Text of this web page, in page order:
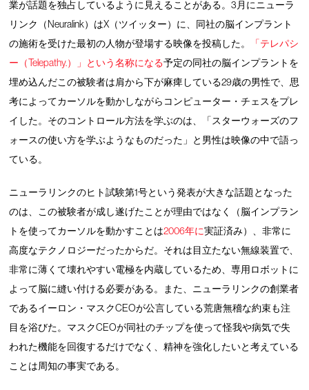
業が話題を独占しているように見えることがある。3月にニューラ
リンク（Neuralink）はX（ツイッター）に、同社の脳インプラント
の施術を受けた最初の人物が登場する映像を投稿した。
「テレパシ
ー（Telepathy.）」という名称になる予定の同社の脳インプラントを
埋め込んだこの被験者は肩から下が麻痺している29歳の男性で、思
考によってカーソルを動かしながらコンピューター・チェスをプレ
イした。そのコントロール方法を学ぶのは、「スターウォーズのフ
ォースの使い方を学ぶようなものだった」と男性は映像の中で語っ
ている。
ニューラリンクのヒト試験第1号という発表が大きな話題となった
のは、この被験者が成し遂げたことが理由ではなく（脳インプラン
トを使ってカーソルを動かすことは2006年に実証済み）、非常に
高度なテクノロジーだったからだ。それは目立たない無線装置で、
非常に薄くて壊れやすい電極を内蔵しているため、専用ロボットに
よって脳に縫い付ける必要がある。また、ニューラリンクの創業者
であるイーロン・マスクCEOが公言している荒唐無稽な約束も注
目を浴びた。マスクCEOが同社のチップを使って怪我や病気で失
われた機能を回復するだけでなく、精神を強化したいと考えている
ことは周知の事実である。